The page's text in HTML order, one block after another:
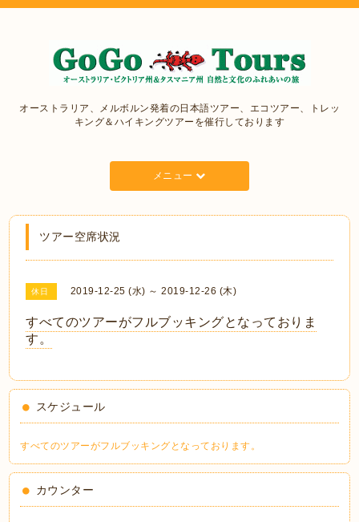
オーストラリア、メルボルン発着の日本語ツアー、エコツアー、トレッ
キング＆ハイキングツアーを催行しております
メニュー
ツアー空席状況
休日 2019-12-25 (水) ～ 2019-12-26 (木)
すべてのツアーがフルブッキングとなっておりま
す。
スケジュール
すべてのツアーがフルブッキングとなっております。
カウンター